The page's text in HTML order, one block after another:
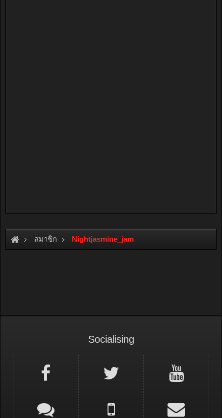
สมาชิก Nightjasmine_jam
Socialising